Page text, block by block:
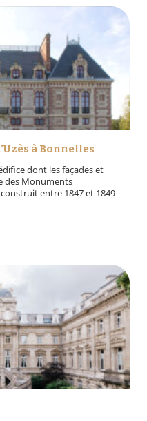
à Bonnelles
dont les façades et
des Monuments
entre 1847 et 1849